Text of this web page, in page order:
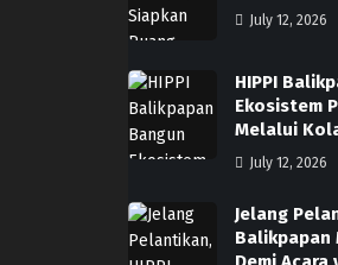
July 12, 2026
HIPPI
Ekosistem
Melalui
July 12, 2026
Jelang
Balikpapan